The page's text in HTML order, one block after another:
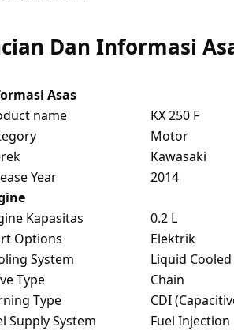
Dan Informasi
Asas
name
KX 250 F
Motor
Kawasaki
Year
2014
Kapasitas
0.2 L
Options
Elektrik
System
Liquid Cooled
Type
Chain
Type
CDI
Supply System
Fuel Injection